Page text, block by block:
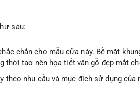
sau:
chắn cho mẫu cửa này. Bề mặt
thời tạo nên họa tiết vân gỗ đẹp mắt
nhu cầu và mục đích sử dụng của